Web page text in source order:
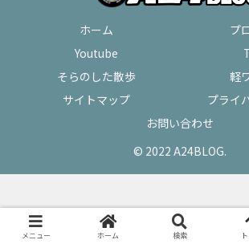
ホーム
プ
Youtube
そらのした散歩
軽
サイトマップ
プライ
お問い合わせ
© 2022 A24BLOG.
メニュー ホーム 検索